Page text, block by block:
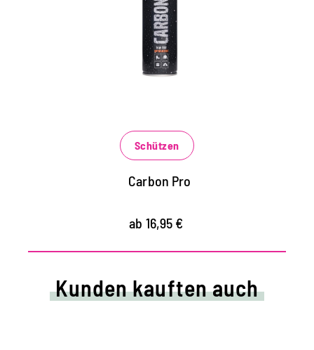
für Schuhe, Funktionsjacken, Handtaschen,
Rucksäcke und vieles mehr
wirkt wie eine sprühbare Membran mit
Schützen
Carbon Pro
ab 16,95 €
Kunden kauften auch